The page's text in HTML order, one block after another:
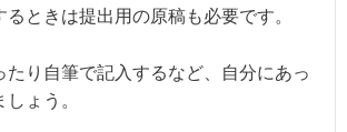
ときは提出用の原稿も必要です。
たり自筆で記入するなど、自分にあっ
ょう。